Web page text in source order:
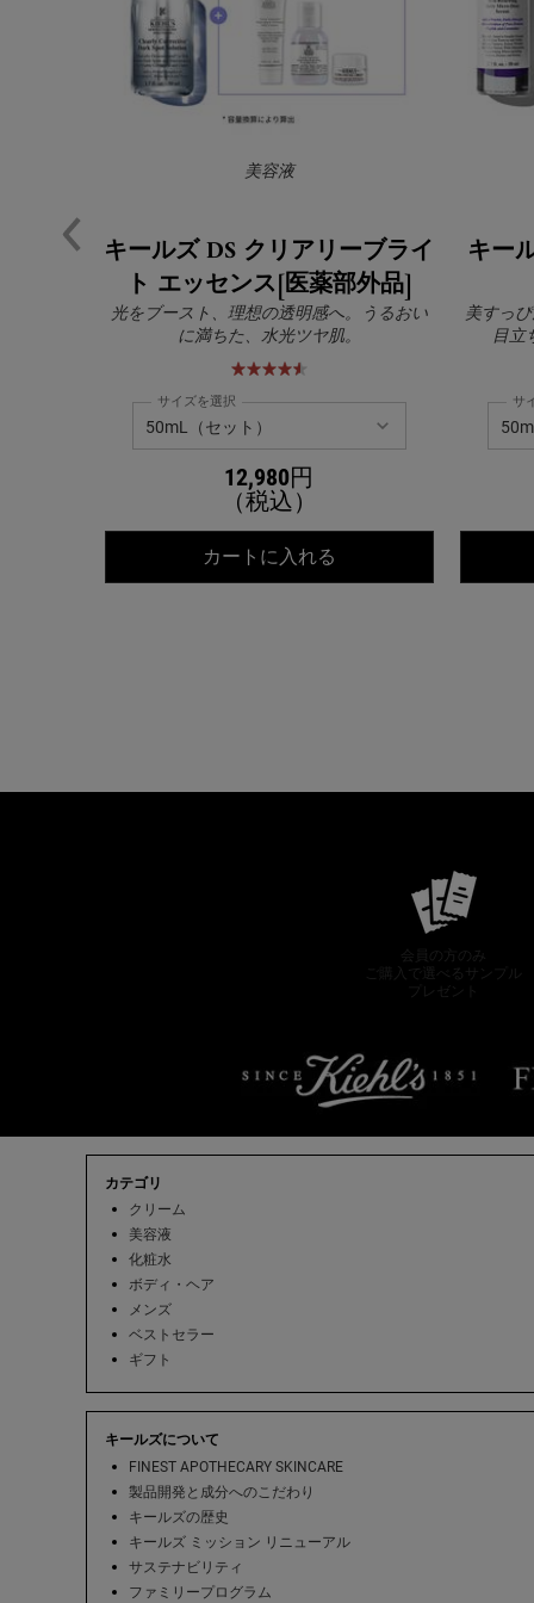
美容液
キールズ DS クリアリーブライ
ト エッセンス[医薬部外品]
光をブースト、理想の透明感へ。うるおい
に満ちた、水光ツヤ肌。
サイズを選択
12,980円
（税込）
カートに入れる
キー
美すっ
目立
サ
会員の方のみ
ご購入で選べるサンプル
カテゴリ
クリーム
美容液
化粧水
ボディ・ヘア
メンズ
ベストセラー
ギフト
キールズについて
FINEST APOTHECARY SKINCARE
製品開発と成分へのこだわり
キールズの歴史
キールズ ミッション リニューアル
サステナビリティ
ファミリープログラム